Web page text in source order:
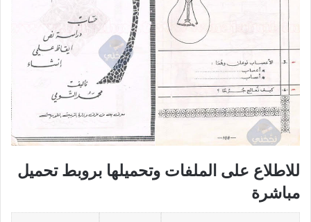
للاطلاع على الملفات وتحميلها بروبط تحميل
مباشرة